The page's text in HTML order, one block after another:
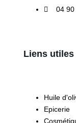
04
Liens utiles
Huile
Epicerie